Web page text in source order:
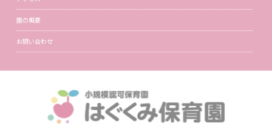
園の概要
お問い合わせ